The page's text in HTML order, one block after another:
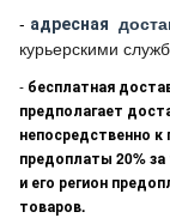
- адресная
курьерскими
- бесплатная
предполагает
непосредственно
предоплаты 20%
и его регион
товаров.